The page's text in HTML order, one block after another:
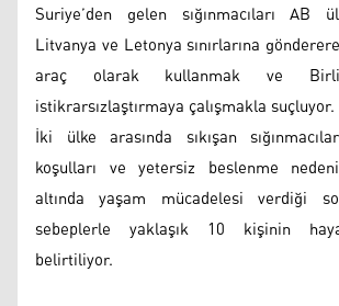
Suriye’den gelen sığınmacıları AB
Litvanya ve Letonya sınırlarına
araç olarak kullanmak ve
istikrarsızlaştırmaya çalışmakla suçluyor.
İki ülke arasında sıkışan
koşulları ve yetersiz beslenme
altında yaşam mücadelesi verdiği
sebeplerle yaklaşık 10 kişinin
belirtiliyor.